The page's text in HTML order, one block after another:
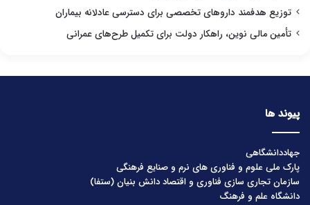
توزیع هدفمند داروهای تخصصی برای دسترسی عادلانه بیماران
تأمین مالی نوین، راهکار دولت برای تکمیل طرح‌های عمرانی
پیوند ها
جهاددانشگاهی
پارک ملی علوم و فناوری های نرم و صنایع فرهنگی
سازمان تجاری سازی فناوری و اقتصاد دانش بنیان (ستفا)
دانشگاه علم و فرهنگ